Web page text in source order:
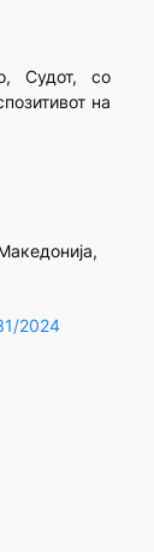
Судот, со
на
2024